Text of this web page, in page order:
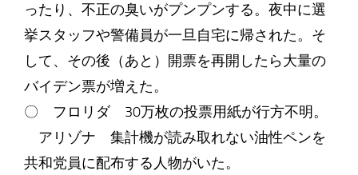
ったり、不正の臭いがプンプンする。夜中に選
挙スタッフや警備員が一旦自宅に帰された。そ
して、その後（あと）開票を再開したら大量の
バイデン票が増えた。
〇 フロリダ 30万枚の投票用紙が行方不明。
アリゾナ 集計機が読み取れない油性ペンを
共和党員に配布する人物がいた。